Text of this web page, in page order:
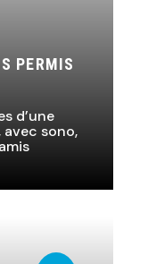
PERMIS
d’une
avec sono,